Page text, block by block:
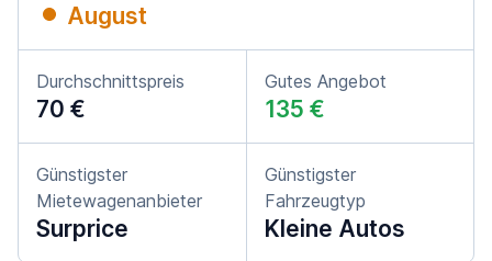
August
Durchschnittspreis
70 €
Gutes Angebot
135 €
Günstigster
Mietewagenanbieter
Surprice
Günstigster
Fahrzeugtyp
Kleine Autos